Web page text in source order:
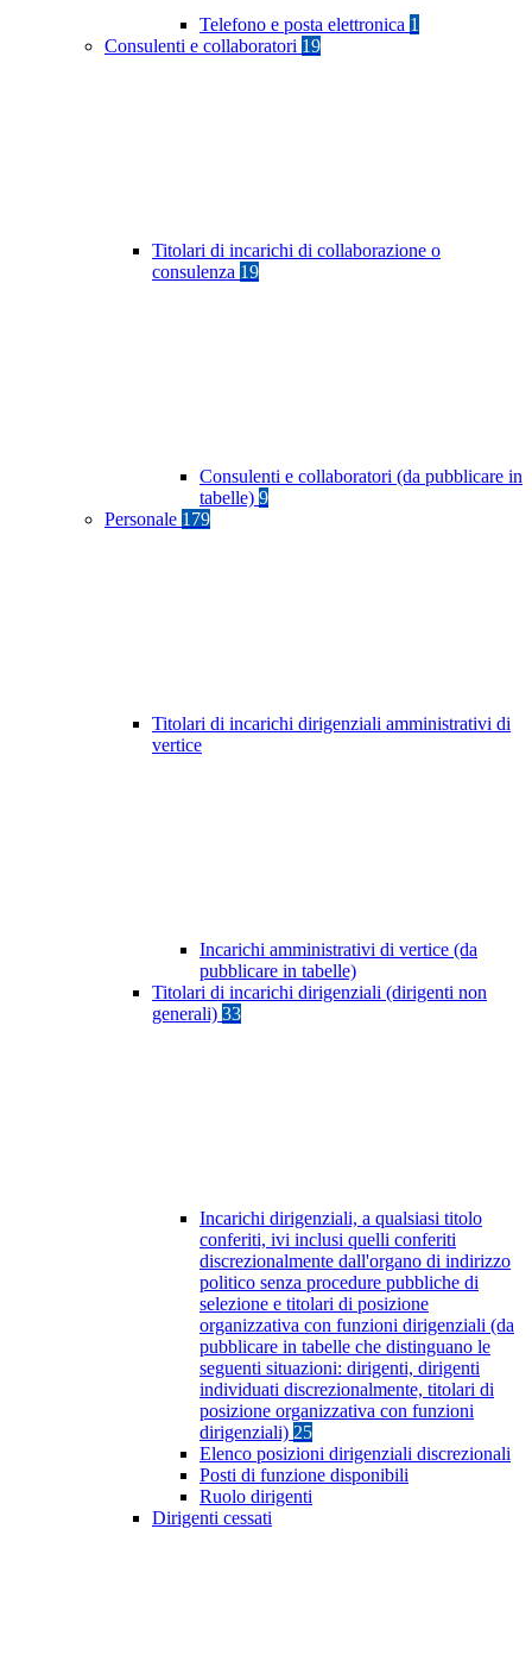
Telefono e posta elettronica 1
Consulenti e collaboratori 19
Titolari di incarichi di collaborazione o
consulenza 19
Consulenti e collaboratori (da pubblicare in
tabelle) 9
Personale 179
Titolari di incarichi dirigenziali amministrativi di
vertice
Incarichi amministrativi di vertice (da
pubblicare in tabelle)
Titolari di incarichi dirigenziali (dirigenti non
generali) 33
Incarichi dirigenziali, a qualsiasi titolo
conferiti, ivi inclusi quelli conferiti
discrezionalmente dall'organo di indirizzo
politico senza procedure pubbliche di
selezione e titolari di posizione
organizzativa con funzioni dirigenziali (da
pubblicare in tabelle che distinguano le
seguenti situazioni: dirigenti, dirigenti
individuati discrezionalmente, titolari di
posizione organizzativa con funzioni
dirigenziali) 25
Elenco posizioni dirigenziali discrezionali
Posti di funzione disponibili
Ruolo dirigenti
Dirigenti cessati